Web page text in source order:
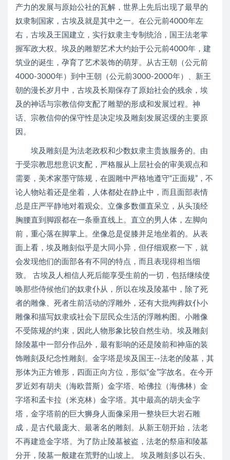
产力的发展与原始公社的瓦解，世界上先后出现了最早的
奴隶制国家，古埃及就是其中之一。在公元前4000年左
右，古埃及王国建立，实行奴隶主专制统治，国王法老掌
握军政大权。埃及的雕塑艺术大约始于公元前4000年，建
筑业的诞生，孕育了艺术装饰的萌芽。从古王朝（公元前
4000-3000年）到中王朝（公元前3000-2000年）、新王
朝的漫长岁月中，古埃及长期保存了原始社会的残余，埃
及的神话与宗教信仰支配了雕塑的形成和发展过程。神
话、宗教信仰的保守性是决定埃及雕刻发展迟缓的主要原
因。
埃及雕刻是为法老政权和少数奴隶主贵族服务的。由
于受宗教思想意识支配，严格服从上层社会的审美观点和
需要，美术家墨守陈规，在圆雕中严格地遵守“正面规”，不
论人物站着还是坐着，人体都处在静止中，而且面部表情
总是庄严平静地对着观众。立像多数僵直呆立，从头顶经
胸腰直到脚跟都在一条垂直线上。直立的男人体，左脚向
前，重心落在脚掌上。坐像总是促膝并足地坐着的。从表
面上看，埃及雕刻似乎是大同小异，但仔细观察一下，就
会发现他们的面部各有不同的特点，而且表现得相当细
致。 古埃及人相信人死后能享受生前的一切，包括继续使
唤那些侍候他们的奴隶仆从，所以在埃及陵墓中，除了死
者的雕像、死者生前活动的浮雕外，还有大批殉葬奴仆小
雕像和描写奴隶或社会下层民众生活的浮雕构图。小雕像
不受陈规的约束，因此人物形象比较自然生动。埃及雕刻
除陵墓中一部分作品外，最有影响的还是陵前和神庙的装
饰雕刻及纪念性雕刻。金字塔是埃及国王--法老的陵墓，其
形体为正方锥形，四面正向方位，形似“金”字故名。在今开
罗近郊有胡夫（海欧普斯）金字塔、哈佛拉（海佛林）金
字塔和孟卡拉（米克林）金字塔。其中最高的胡夫金字
塔，金字塔前的巨大狮身人面像采用一整块巨大岩石雕
成，是古代最庞大、最著名的雕刻。从新王朝开始，法老
不再建造金字塔。为了防止陵墓被盗，法老的祭庙和陵墓
分开，陵墓一般建在荒野的山坡上。 埃及雕刻多以石头、